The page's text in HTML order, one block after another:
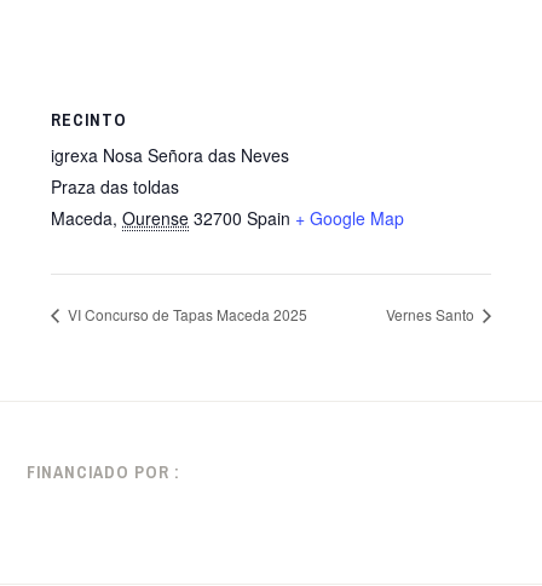
RECINTO
igrexa Nosa Señora das Neves
Praza das toldas
Maceda, Ourense 32700 Spain + Google Map
VI Concurso de Tapas Maceda 2025 Vernes Santo
FINANCIADO POR :